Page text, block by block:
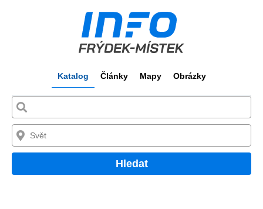
Katalog Články Mapy Obrázky
Hledat